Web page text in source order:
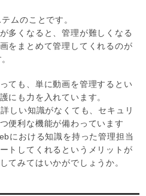
ムのことです。
多くなると、管理が難しくなる
をまとめて管理してくれるのが
ても、単に動画を管理するとい
にも力を入れています。
しい知識がなくても、セキュリ
便利な機能が備わっています
における知識を持った管理担当
トしてくれるというメリットが
てみてはいかがでしょうか。